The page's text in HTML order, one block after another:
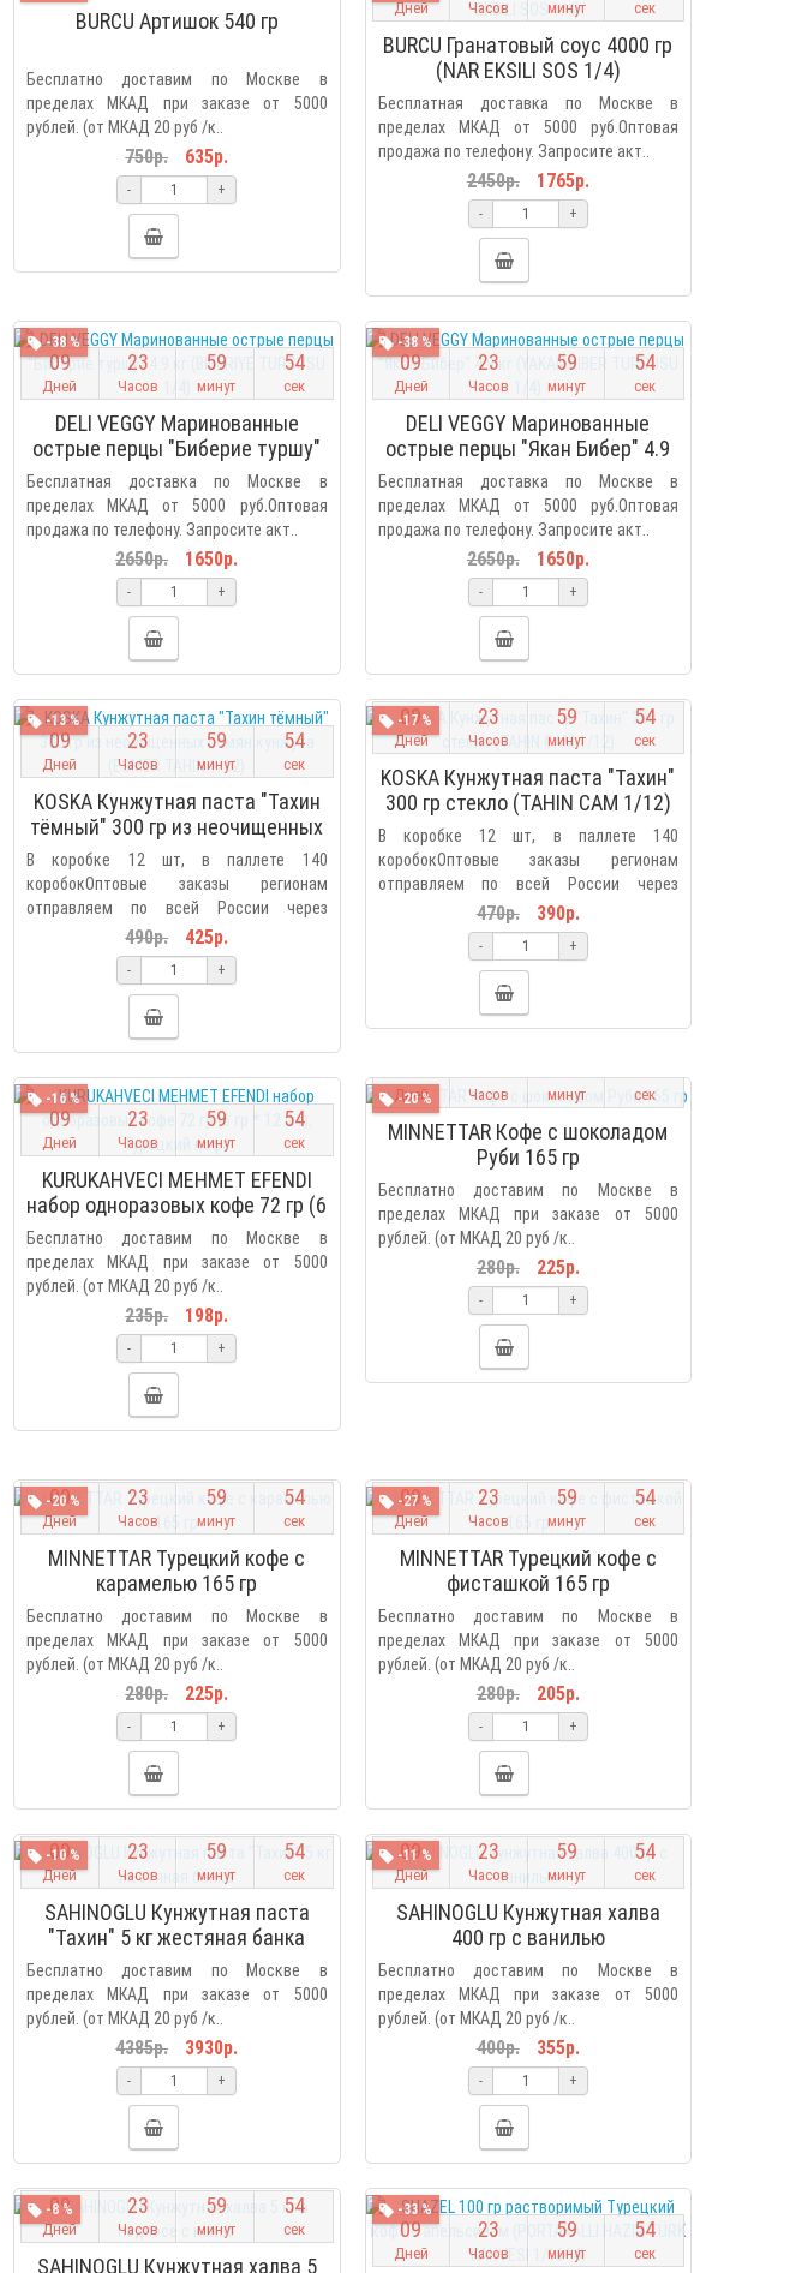
BURCU Артишок 540 гр
Бесплатно доставим по Москве в
пределах МКАД при заказе от 5000
рублей. (от МКАД 20 руб /к..
750р. 635р.
- +
Дней Часов минут сек
BURCU Гранатовый соус 4000 гр
(NAR EKSILI SOS 1/4)
Бесплатная доставка по Москве в
пределах МКАД от 5000 руб.Оптовая
продажа по телефону. Запросите акт..
2450р. 1765р.
- +
-38 %
09
Дней
23
Часов
59
минут
53
сек
DELI VEGGY Маринованные
острые перцы "Биберие туршу"
4.9 кг (BIBERIYE TURSUSU 1/4)
Бесплатная доставка по Москве в
пределах МКАД от 5000 руб.Оптовая
продажа по телефону. Запросите акт..
2650р. 1650р.
- +
-38 %
09
Дней
23
Часов
59
минут
53
сек
DELI VEGGY Маринованные
острые перцы "Якан Бибер" 4.9
кг (YAKAN BIBER TURSUSU 1/4)
Бесплатная доставка по Москве в
пределах МКАД от 5000 руб.Оптовая
продажа по телефону. Запросите акт..
2650р. 1650р.
- +
-13 %
09
Дней
23
Часов
59
минут
53
сек
KOSKA Кунжутная паста "Тахин
тёмный" 300 гр из неочищенных
семян кунжута (ESMER TAHIN
1/12)
В коробке 12 шт, в паллете 140
коробокОптовые заказы регионам
отправляем по всей России через
490р. 425р.
- +
-17 %
09
Дней
23
Часов
59
минут
53
сек
KOSKA Кунжутная паста "Тахин"
300 гр стекло (TAHIN CAM 1/12)
В коробке 12 шт, в паллете 140
коробокОптовые заказы регионам
отправляем по всей России через
470р. 390р.
- +
-16 %
09
Дней
23
Часов
59
минут
53
сек
KURUKAHVECI MEHMET EFENDI
набор одноразовых кофе 72 гр (6
гр * 12 шт), Турецкий кофе
Бесплатно доставим по Москве в
пределах МКАД при заказе от 5000
рублей. (от МКАД 20 руб /к..
235р. 198р.
- +
-20 %
Дней Часов минут сек
MINNETTAR Кофе с шоколадом
Руби 165 гр
Бесплатно доставим по Москве в
пределах МКАД при заказе от 5000
рублей. (от МКАД 20 руб /к..
280р. 225р.
- +
-20 %
09
Дней
23
Часов
59
минут
53
сек
MINNETTAR Турецкий кофе с
карамелью 165 гр
Бесплатно доставим по Москве в
пределах МКАД при заказе от 5000
рублей. (от МКАД 20 руб /к..
280р. 225р.
- +
-27 %
09
Дней
23
Часов
59
минут
53
сек
MINNETTAR Турецкий кофе с
фисташкой 165 гр
Бесплатно доставим по Москве в
пределах МКАД при заказе от 5000
рублей. (от МКАД 20 руб /к..
280р. 205р.
- +
-10 %
09
Дней
23
Часов
59
минут
53
сек
SAHINOGLU Кунжутная паста
"Тахин" 5 кг жестяная банка
Бесплатно доставим по Москве в
пределах МКАД при заказе от 5000
рублей. (от МКАД 20 руб /к..
4385р. 3930р.
- +
-11 %
09
Дней
23
Часов
59
минут
53
сек
SAHINOGLU Кунжутная халва
400 гр с ванилью
Бесплатно доставим по Москве в
пределах МКАД при заказе от 5000
рублей. (от МКАД 20 руб /к..
400р. 355р.
- +
-8 %
09
Дней
23
Часов
59
минут
53
сек
SAHINOGLU Кунжутная халва 5
-33 %
09
Дней
23
Часов
59
минут
53
сек